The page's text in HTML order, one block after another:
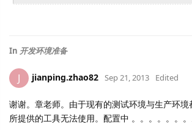
In 开发环境准备
J jianping.zhao82 Sep 21, 2013 Edited
谢谢。章老师。由于现有的测试环境与生产环
所提供的工具无法使用。配置中 。。。。。。。